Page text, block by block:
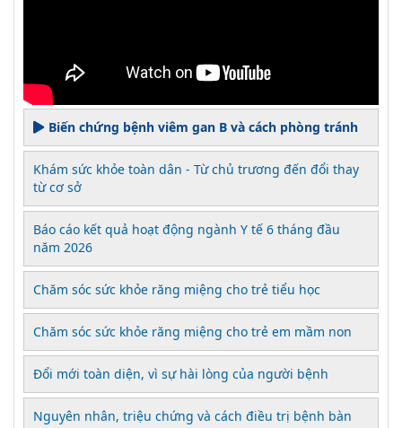
Biến chứng bệnh viêm gan B và cách phòng tránh
Khám sức khỏe toàn dân - Từ chủ trương đến đổi thay
từ cơ sở
Báo cáo kết quả hoạt động ngành Y tế 6 tháng đầu
năm 2026
Chăm sóc sức khỏe răng miệng cho trẻ tiểu học
Chăm sóc sức khỏe răng miệng cho trẻ em mầm non
Đổi mới toàn diện, vì sự hài lòng của người bệnh
Nguyên nhân, triệu chứng và cách điều trị bệnh bàn